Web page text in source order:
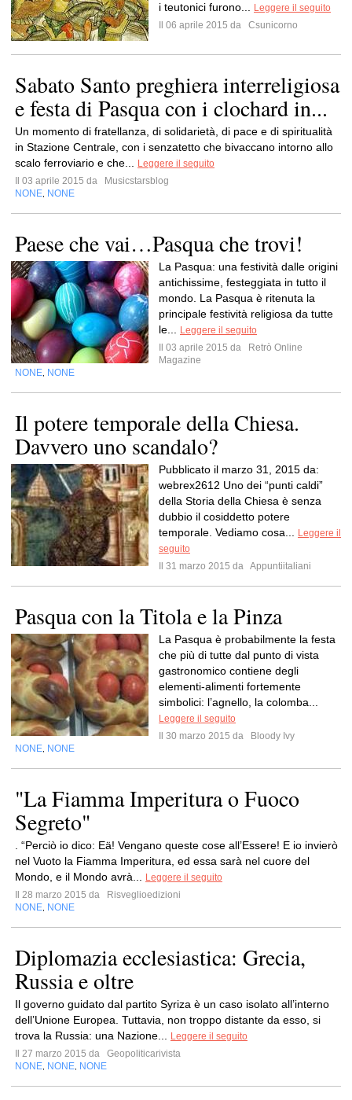
i teutonici furono...
Leggere il seguito
Il 06 aprile 2015 da
Csunicorno
Sabato Santo preghiera interreligiosa
e festa di Pasqua con i clochard in...
Un momento di fratellanza, di solidarietà, di pace e di spiritualità
in Stazione Centrale, con i senzatetto che bivaccano intorno allo
scalo ferroviario e che...
Leggere il seguito
Il 03 aprile 2015 da
Musicstarsblog
NONE NONE
Paese che vai…Pasqua che trovi!
La Pasqua: una festività dalle origini
antichissime, festeggiata in tutto il
mondo. La Pasqua è ritenuta la
principale festività religiosa da tutte
le...
Leggere il seguito
Il 03 aprile 2015 da
Retrò Online
Magazine
NONE NONE
Il potere temporale della Chiesa.
Davvero uno scandalo?
Pubblicato il marzo 31, 2015 da:
webrex2612 Uno dei “punti caldi”
della Storia della Chiesa è senza
dubbio il cosiddetto potere
temporale. Vediamo cosa...
Leggere il
seguito
Il 31 marzo 2015 da Appuntiitaliani
Pasqua con la Titola e la Pinza
La Pasqua è probabilmente la festa
che più di tutte dal punto di vista
gastronomico contiene degli
elementi-alimenti fortemente
simbolici: l’agnello, la colomba...
Leggere il seguito
Il 30 marzo 2015 da
Bloody Ivy
NONE NONE
"La Fiamma Imperitura o Fuoco
Segreto"
. “Perciò io dico: Eä! Vengano queste cose all’Essere! E io invierò
nel Vuoto la Fiamma Imperitura, ed essa sarà nel cuore del
Mondo, e il Mondo avrà...
Leggere il seguito
Il 28 marzo 2015 da
Risveglioedizioni
NONE NONE
Diplomazia ecclesiastica: Grecia,
Russia e oltre
Il governo guidato dal partito Syriza è un caso isolato all’interno
dell’Unione Europea. Tuttavia, non troppo distante da esso, si
trova la Russia: una Nazione...
Leggere il seguito
Il 27 marzo 2015 da
Geopoliticarivista
NONE NONE NONE